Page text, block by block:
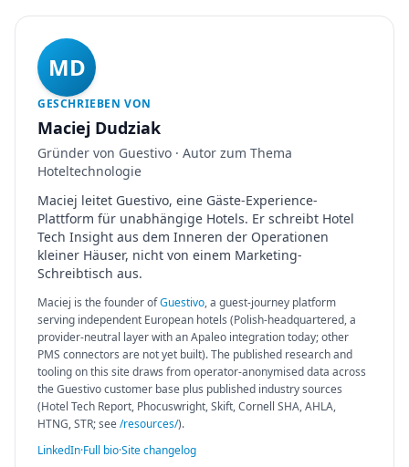
MD
GESCHRIEBEN VON
Maciej Dudziak
Gründer von Guestivo · Autor zum Thema
Hoteltechnologie
Maciej leitet Guestivo, eine Gäste-Experience-
Plattform für unabhängige Hotels. Er schreibt Hotel
Tech Insight aus dem Inneren der Operationen
kleiner Häuser, nicht von einem Marketing-
Schreibtisch aus.
Maciej is the founder ofGuestivo, a guest-journey platform
serving independent European hotels (Polish-headquartered, a
provider-neutral layer with an Apaleo integration today; other
PMS connectors are not yet built). The published research and
tooling on this site draws from operator-anonymised data across
the Guestivo customer base plus published industry sources
(Hotel Tech Report, Phocuswright, Skift, Cornell SHA, AHLA,
HTNG, STR; see/resources/).
LinkedIn·Full bio·Site changelog